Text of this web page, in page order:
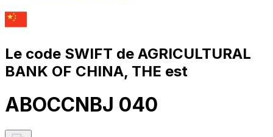
Le code SWIFT de AGRICULTURAL
BANK OF CHINA, THE est
ABOCCNBJ 040